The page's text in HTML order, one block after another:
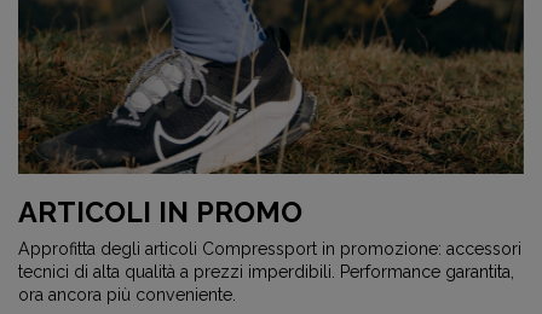
ARTICOLI IN PROMO
Approfitta degli articoli Compressport in promozione: accessori
tecnici di alta qualità a prezzi imperdibili. Performance garantita,
ora ancora più conveniente.